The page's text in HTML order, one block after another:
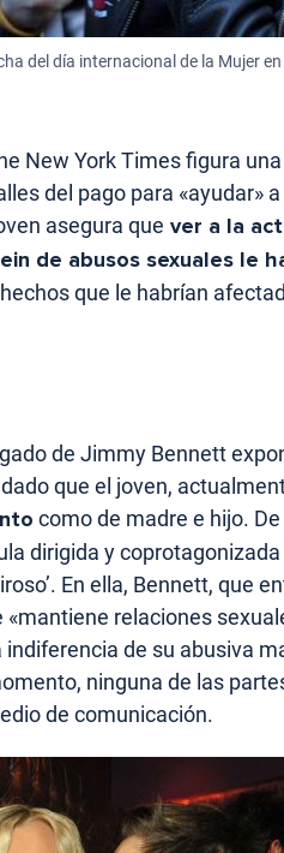
del día internacional de la Mujer en
New York Times figura
del pago para «ayudar»
asegura que ver a la
de abusos sexuales le
que le habrían
de Jimmy Bennett
que el joven,
como de madre e hijo.
dirigida y coprotagonizada
En ella, Bennett, que
relaciones
de su abusiva
ninguna de las
de comunicación.